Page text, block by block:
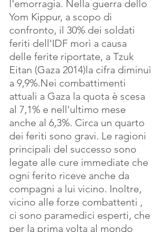
l'emorragia. Nella guerra dello
Yom Kippur, a scopo di
confronto, il 30% dei soldati
feriti dell'IDF morì a causa
delle ferite riportate, a Tzuk
Eitan (Gaza 2014)la cifra diminuì
a 9,9%.Nei combattimenti
attuali a Gaza la quota è scesa
al 7,1% e nell'ultimo mese
anche al 6,3%. Circa un quarto
dei feriti sono gravi. Le ragioni
principali del successo sono
legate alle cure immediate che
ogni ferito riceve anche da
compagni a lui vicino. Inoltre,
vicino alle forze combattenti ,
ci sono paramedici esperti, che
per la prima volta al mondo